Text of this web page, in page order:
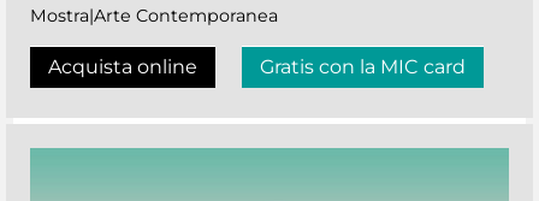
Mostra|Arte Contemporanea
Acquista online Gratis con la MIC card